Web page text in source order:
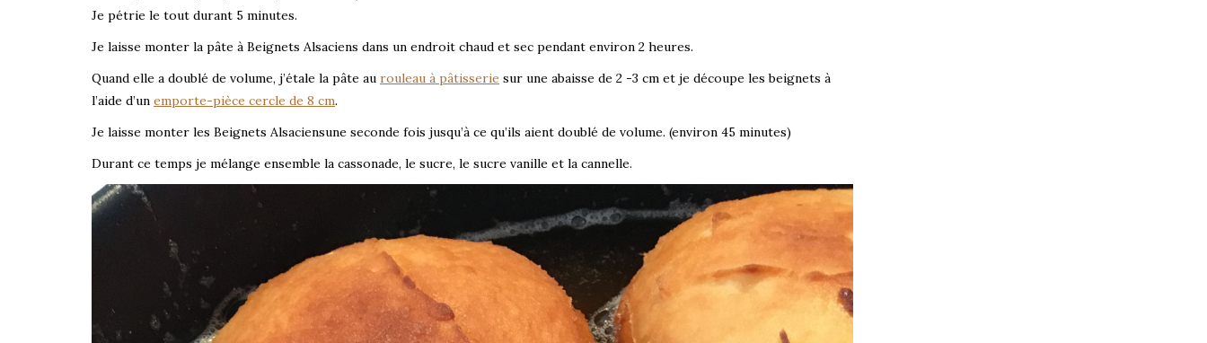
Je pétrie le tout durant 5 minutes.
Je laisse monter la pâte à Beignets Alsaciens dans un endroit chaud et sec pendant environ 2 heures.
Quand elle a doublé de volume, j’étale la pâte au rouleau à pâtisserie sur une abaisse de 2 -3 cm et je découpe les beignets à
l’aide d’un emporte-pièce cercle de 8 cm.
Je laisse monter les Beignets Alsaciensune seconde fois jusqu’à ce qu’ils aient doublé de volume. (environ 45 minutes)
Durant ce temps je mélange ensemble la cassonade, le sucre, le sucre vanille et la cannelle.